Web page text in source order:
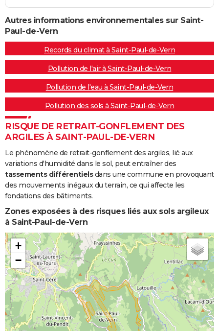
Autres informations environnementales sur Saint-
Paul-de-Vern
Records du climat à Saint-Paul-de-Vern
Pollution de l'air à Saint-Paul-de-Vern
Pollution de l'eau à Saint-Paul-de-Vern
Pollution des sols à Saint-Paul-de-Vern
RISQUE DE RETRAIT-GONFLEMENT DES
ARGILES À SAINT-PAUL-DE-VERN
Le phénomène de retrait-gonflement des argiles, lié aux
variations d'humidité dans le sol, peut entraîner des
tassements différentielsdans une commune en provoquant
des mouvements inégaux du terrain, ce qui affecte les
fondations des bâtiments.
Zones exposées à des risques liés aux sols argileux
à Saint-Paul-de-Vern
+
−